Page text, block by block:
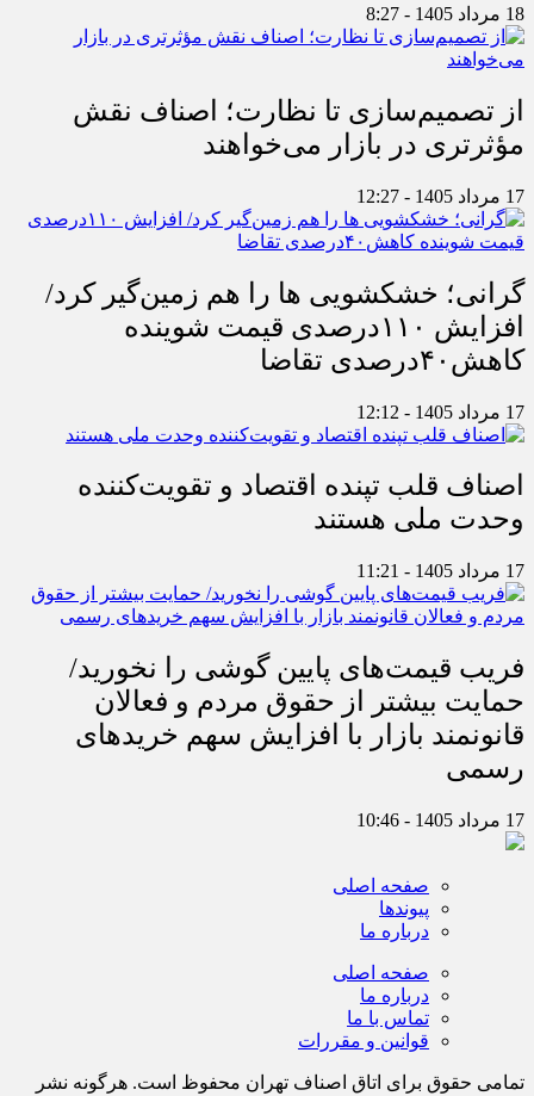
18 مرداد 1405 - 8:27
از تصمیم‌سازی تا نظارت؛ اصناف نقش
مؤثرتری در بازار می‌خواهند
17 مرداد 1405 - 12:27
گرانی؛ خشکشویی‌ ها را هم زمین‌گیر کرد/
افزایش ۱۱۰درصدی قیمت شوینده
کاهش۴۰درصدی تقاضا
17 مرداد 1405 - 12:12
اصناف قلب تپنده اقتصاد و تقویت‌کننده
وحدت ملی هستند
17 مرداد 1405 - 11:21
فریب قیمت‌های پایین گوشی را نخورید/
حمایت بیشتر از حقوق مردم و فعالان
قانونمند بازار با افزایش سهم خریدهای
رسمی
17 مرداد 1405 - 10:46
صفحه اصلی
پیوندها
درباره ما
صفحه اصلی
درباره ما
تماس با ما
قوانین و مقررات
تمامی حقوق برای اتاق اصناف تهران محفوظ است. هرگونه نشر